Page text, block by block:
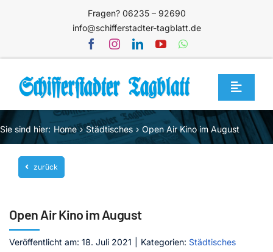
Fragen? 06235 – 92690
info@schifferstadter-tagblatt.de
Toggle
Home
Themen
Blog
Service
Mediathek
Sie sind hier: Home Städtisches Open Air Kino im August
zurück
Open Air Kino im August
Veröffentlicht am: 18. Juli 2021 Kategorien: Städtisches